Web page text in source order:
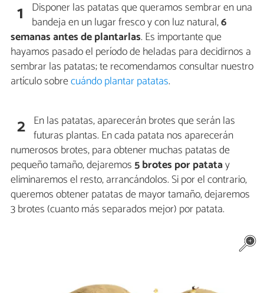
1 Disponer las patatas que queramos sembrar en una
bandeja en un lugar fresco y con luz natural,6
semanas antes de plantarlas. Es importante que
hayamos pasado el período de heladas para decidirnos a
sembrar las patatas; te recomendamos consultar nuestro
artículo sobrecuándo plantar patatas.
2 En las patatas, aparecerán brotes que serán las
futuras plantas. En cada patata nos aparecerán
numerosos brotes, para obtener muchas patatas de
pequeño tamaño, dejaremos5 brotes por patatay
eliminaremos el resto, arrancándolos. Si por el contrario,
queremos obtener patatas de mayor tamaño, dejaremos
3 brotes (cuanto más separados mejor) por patata.